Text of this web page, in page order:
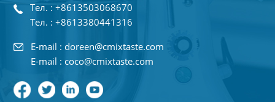
Тел. : +8613503068670
Тел. : +8613380441316
E-mail : doreen@cmixtaste.com
E-mail : coco@cmixtaste.com